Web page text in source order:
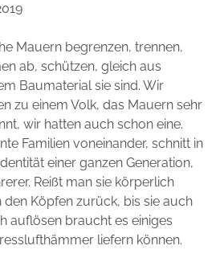
Mauern begrenzen, trennen,
ab, schützen, gleich aus
Baumaterial sie sind. Wir
zu einem Volk, das Mauern sehr
wir hatten auch schon eine.
Familien voneinander, schnitt in
einer ganzen Generation,
Reißt man sie körperlich
den Köpfen zurück, bis sie auch
auflösen braucht es einiges
liefern können.